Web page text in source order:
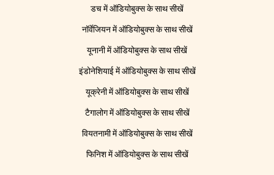
डच में ऑडियोबुक्स के साथ सीखें
नॉर्वेजियन में ऑडियोबुक्स के साथ सीखें
यूनानी में ऑडियोबुक्स के साथ सीखें
इंडोनेशियाई में ऑडियोबुक्स के साथ सीखें
यूक्रेनी में ऑडियोबुक्स के साथ सीखें
टैगालोग में ऑडियोबुक्स के साथ सीखें
वियतनामी में ऑडियोबुक्स के साथ सीखें
फिनिश में ऑडियोबुक्स के साथ सीखें